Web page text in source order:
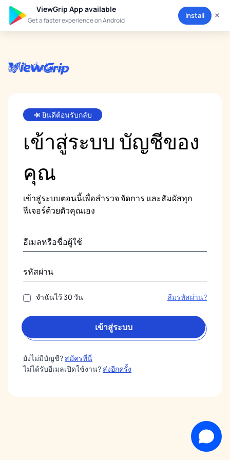
ViewGrip App available
Get a faster experience on Android
Install ×
กลับไปที่หน้าแรก
ยินดีต้อนรับกลับ
เข้าสู่ระบบ บัญชีของ
คุณ
เข้าสู่ระบบตอนนี้เพื่อสำรวจ จัดการ และสัมผัสทุก
ฟีเจอร์ด้วยตัวคุณเอง
จำฉันไว้ 30 วัน ลืมรหัสผ่าน?
เข้าสู่ระบบ
ยังไม่มีบัญชี? สมัครที่นี่
ไม่ได้รับอีเมลเปิดใช้งาน? ส่งอีกครั้ง